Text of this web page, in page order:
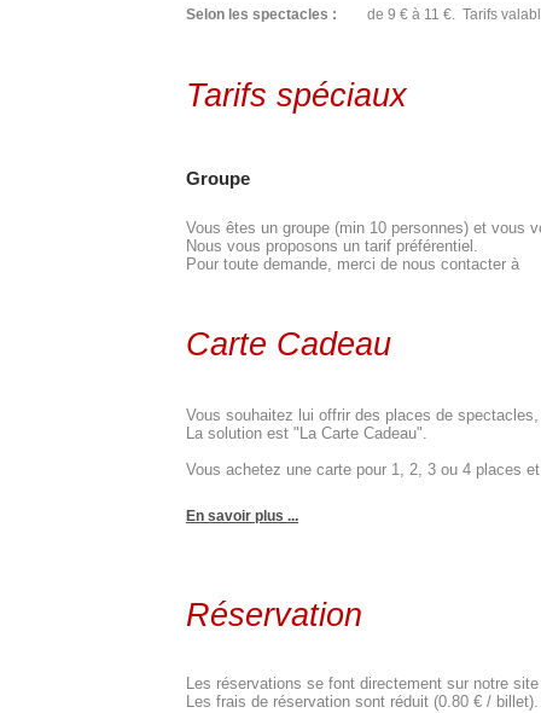
Selon les spectacles : de 9 € à 11 €. Tarifs
Tarifs spéciaux
Groupe
Vous êtes un groupe (min 10 personnes) et vous
Nous vous proposons un tarif préférentiel.
Pour toute demande, merci de nous contacter à
Vous souhaitez lui offrir des places de
La solution est "La Carte Cadeau".
Vous achetez une carte pour 1, 2, 3 ou 4 places
Carte Cadeau
En savoir plus ...
Réservation
Les réservations se font directement sur notre
Les frais de réservation sont réduit (0.80 € / billet).